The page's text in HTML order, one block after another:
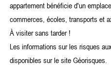
appartement bénéficie d'un
commerces, écoles, transports et
À visiter sans tarder !
Les informations sur les risques
disponibles sur le site Géorisques.